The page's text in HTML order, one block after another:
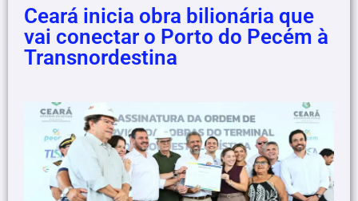
Ceará inicia obra bilionária que
vai conectar o Porto do Pecém à
Transnordestina